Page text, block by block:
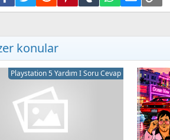
konular
Playstation 5 Yardım I Soru Cevap